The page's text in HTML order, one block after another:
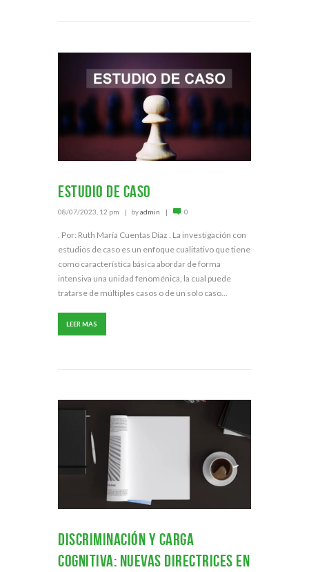
Estudio de caso
08/07/2023, 12 pm byadmin 0
. Por: Ruth María Cuentas Díaz . La investigación con
estudios de caso es un enfoque cualitativo que tiene
como característica básica abordar de forma
intensiva una unidad fenoménica, la cual puede
tratarse de múltiples casos o de un solo caso...
LEER MAS
Discriminación y carga
cognitiva: Nuevas directrices en